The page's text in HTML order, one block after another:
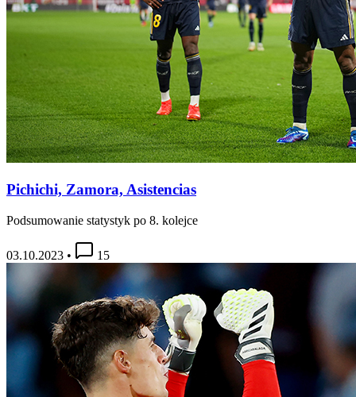
Pichichi, Zamora, Asistencias
Podsumowanie statystyk po 8. kolejce
03.10.2023 • 15